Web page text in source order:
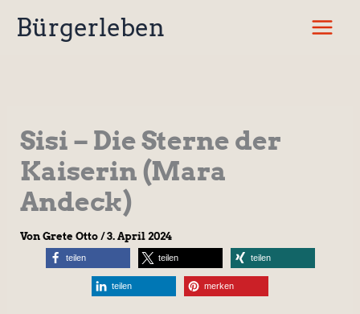
InhaltBürgerleben
Sisi – Die Sterne der
Kaiserin (Mara
Andeck)
Von Grete Otto /3. April 2024
teilen teilen teilen
teilen merken